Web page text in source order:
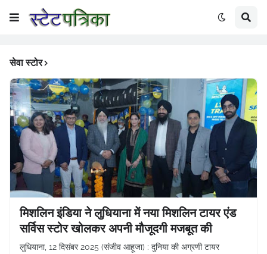
सेवा स्टोर
मिशलिन इंडिया ने लुधियाना में नया मिशलिन टायर एंड
सर्विस स्टोर खोलकर अपनी मौजूदगी मजबूत की
लुधियाना, 12 दिसंबर 2025 (संजीव आहूजा) : दुनिया की अग्रणी टायर